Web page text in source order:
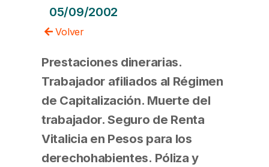
05/09/2002
Volver
Prestaciones dinerarias.
Trabajador afiliados al Régimen
de Capitalización. Muerte del
trabajador. Seguro de Renta
Vitalicia en Pesos para los
derechohabientes. Póliza y